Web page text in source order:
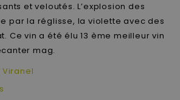
et veloutés. L’explosion des
par la réglisse, la violette avec des
Ce vin a été élu 13 ème meilleur vin
mag.